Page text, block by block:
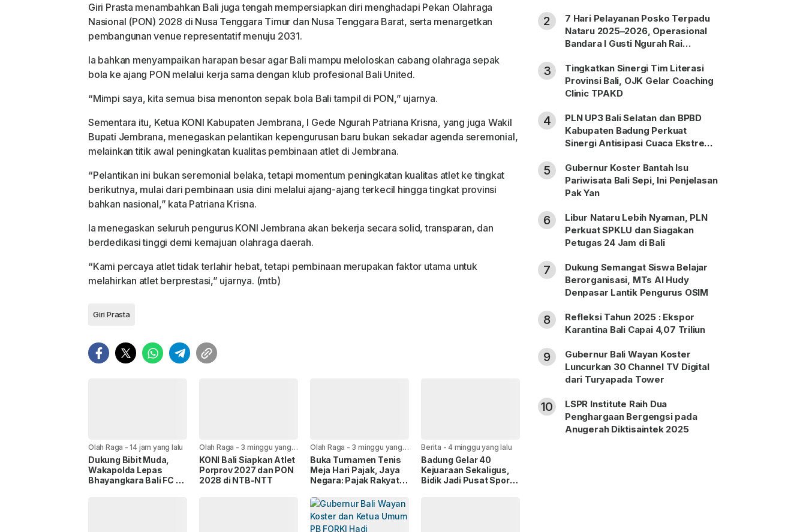
Giri Prasta menambahkan Bali juga tengah mempersiapkan diri menghadapi Pekan Olahraga
Nasional (PON) 2028 di Nusa Tenggara Timur dan Nusa Tenggara Barat, serta menargetkan
pembangunan venue representatif menuju 2031.
Ia bahkan menyampaikan harapan besar agar Bali mampu meloloskan cabang olahraga sepak
bola ke ajang PON melalui kerja sama dengan klub profesional Bali United.
“Mimpi saya, kita semua bisa menonton sepak bola Bali tampil di PON,” ujarnya.
Sementara itu, Ketua KONI Kabupaten Jembrana, I Gede Ngurah Patriana Krisna, yang juga Wakil
Bupati Jembrana, menegaskan pelantikan kepengurusan baru bukan sekadar agenda seremonial,
melainkan titik awal peningkatan kualitas pembinaan atlet di Jembrana.
“Pelantikan ini bukan seremonial belaka, tetapi momentum peningkatan kualitas atlet ke tingkat
berikutnya, mulai dari pembinaan usia dini melalui ajang-ajang terkecil hingga tingkat provinsi
bahkan nasional,” kata Patriana Krisna.
Ia menegaskan seluruh pengurus KONI Jembrana akan bekerja secara solid, transparan, dan
berdedikasi tinggi demi kemajuan olahraga daerah.
“Kami percaya atlet tidak terlahir hebat, tetapi pembinaan merupakan faktor utama untuk
melahirkan atlet berprestasi,” ujarnya. (mtb)
Giri Prasta
Olah Raga -14 jam yang lalu
Dukung Bibit Muda,
Wakapolda Lepas
Bhayangkara Bali FC ke
Olah Raga - 3 minggu yang
lalu
KONI Bali Siapkan Atlet
Porprov 2027 dan PON
2028 di NTB-NTT
Olah Raga - 3 minggu yang
lalu
Buka Turnamen Tenis
Meja Hari Pajak, Jaya
Negara: Pajak Rakyat
Berita -4 minggu yang lalu
Badung Gelar 40
Kejuaraan Sekaligus,
Bidik Jadi Pusat Sport
2
7 Hari Pelayanan Posko Terpadu
Nataru 2025–2026, Operasional
Bandara I Gusti Ngurah Rai
3
Tingkatkan Sinergi Tim Literasi
Provinsi Bali, OJK Gelar Coaching
Clinic TPAKD
4
PLN UP3 Bali Selatan dan BPBD
Kabupaten Badung Perkuat
Sinergi Antisipasi Cuaca Ekstrem
5
Gubernur Koster Bantah Isu
Pariwisata Bali Sepi, Ini Penjelasan
Pak Yan
6
Libur Nataru Lebih Nyaman, PLN
Perkuat SPKLU dan Siagakan
Petugas 24 Jam di Bali
7
Dukung Semangat Siswa Belajar
Berorganisasi, MTs Al Hudy
Denpasar Lantik Pengurus OSIM
8
Refleksi Tahun 2025 : Ekspor
Karantina Bali Capai 4,07 Triliun
9
Gubernur Bali Wayan Koster
Luncurkan 30 Channel TV Digital
dari Turyapada Tower
10
LSPR Institute Raih Dua
Penghargaan Bergengsi pada
Anugerah Diktisaintek 2025